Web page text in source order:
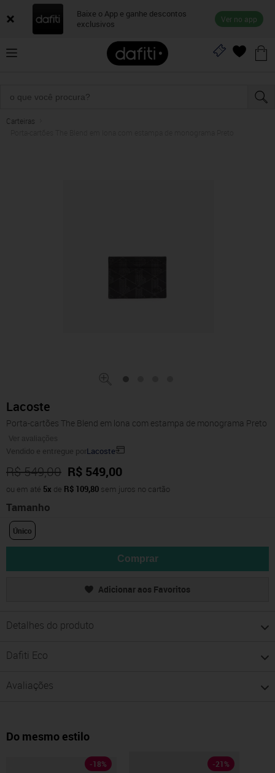
Baixe o App e ganhe descontos
exclusivos
Ver no app
Carteiras
Lacoste
Porta-cartões The Blend em lona com estampa de monograma Preto
Ver avaliações
Vendido e entregue porLacoste
R$ 549,00 R$ 549,00
ou em até 5x de R$ 109,80 sem juros no cartão
Tamanho
Único
Comprar
Adicionar aos Favoritos
Detalhes do produto
Dafiti Eco
Avaliações
Do mesmo estilo
-18% -21 %